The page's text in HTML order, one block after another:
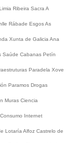
Ribeira Sacra A
Rábade EsgosAs
Xunta de Galicia Ana
Saúde Cabanas Petín
Paradela Xove
Paramos Drogas
Muras Ciencia
Consumo Internet
Lotaría Alfoz Castrelo de